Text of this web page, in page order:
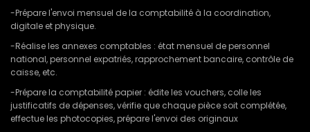
-Prépare l'envoi mensuel de la comptabilité à la coordination,
digitale et physique.
-Réalise les annexes comptables : état mensuel de personnel
national, personnel expatriés, rapprochement bancaire, contrôle de
caisse, etc.
-Prépare la comptabilité papier : édite les vouchers, colle les
justificatifs de dépenses, vérifie que chaque pièce soit complétée,
effectue les photocopies, prépare l'envoi des originaux